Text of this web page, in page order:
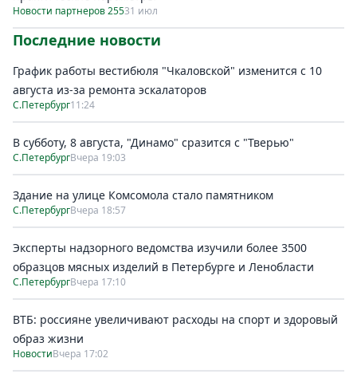
Новости партнеров 25531 июл
Последние новости
График работы вестибюля "Чкаловской" изменится с 10
августа из-за ремонта эскалаторов
С.Петербург11:24
В субботу, 8 августа, "Динамо" сразится с "Тверью"
С.ПетербургВчера 19:03
Здание на улице Комсомола стало памятником
С.ПетербургВчера 18:57
Эксперты надзорного ведомства изучили более 3500
образцов мясных изделий в Петербурге и Ленобласти
С.ПетербургВчера 17:10
ВТБ: россияне увеличивают расходы на спорт и здоровый
образ жизни
НовостиВчера 17:02